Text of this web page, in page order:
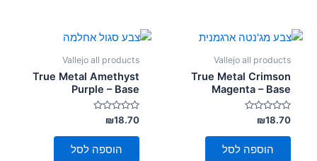
Vallejo all products
True Metal Crimson
Magenta – Base
דורג
0
מתוך
₪18.70
הוספה לסל
Vallejo all products
True Metal Amethyst
Purple – Base
דורג
0
מתוך
₪18.70
הוספה לסל